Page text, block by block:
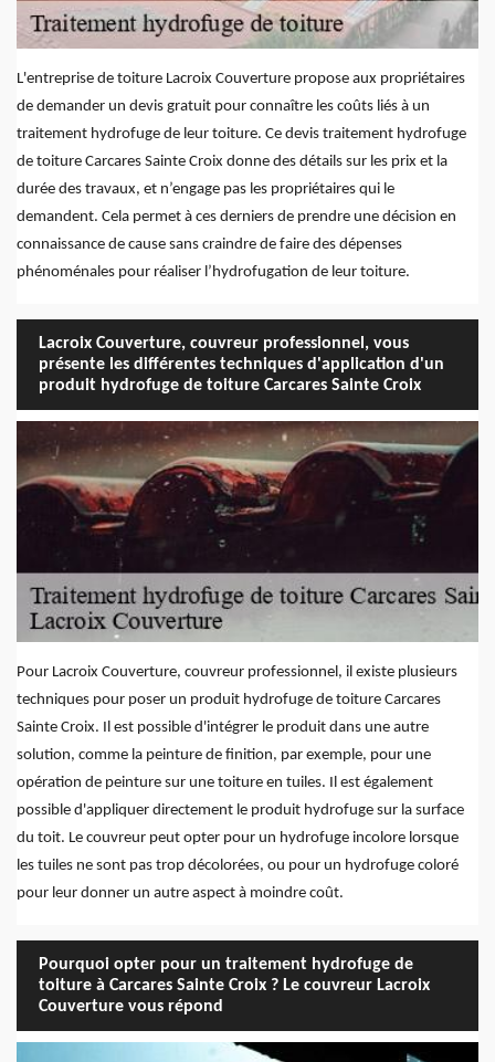
L'entreprise de toiture Lacroix Couverture propose aux propriétaires
de demander un devis gratuit pour connaître les coûts liés à un
traitement hydrofuge de leur toiture. Ce devis traitement hydrofuge
de toiture Carcares Sainte Croix donne des détails sur les prix et la
durée des travaux, et n’engage pas les propriétaires qui le
demandent. Cela permet à ces derniers de prendre une décision en
connaissance de cause sans craindre de faire des dépenses
phénoménales pour réaliser l’hydrofugation de leur toiture.
Lacroix Couverture, couvreur professionnel, vous
présente les différentes techniques d'application d'un
produit hydrofuge de toiture Carcares Sainte Croix
Pour Lacroix Couverture, couvreur professionnel, il existe plusieurs
techniques pour poser un produit hydrofuge de toiture Carcares
Sainte Croix. Il est possible d'intégrer le produit dans une autre
solution, comme la peinture de finition, par exemple, pour une
opération de peinture sur une toiture en tuiles. Il est également
possible d'appliquer directement le produit hydrofuge sur la surface
du toit. Le couvreur peut opter pour un hydrofuge incolore lorsque
les tuiles ne sont pas trop décolorées, ou pour un hydrofuge coloré
pour leur donner un autre aspect à moindre coût.
Pourquoi opter pour un traitement hydrofuge de
toiture à Carcares Sainte Croix ? Le couvreur Lacroix
Couverture vous répond